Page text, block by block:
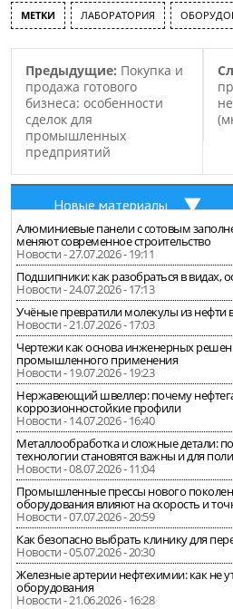
МЕТКИ ЛАБОРАТОРИЯ
Предыдущие: Покупка и
продажа готового
бизнеса: особенности
сделок для
промышленных
предприятий
Новые материалы
Алюминиевые панели с сотовым
меняют современное строительство
Новости - 27.07.2026 - 19:11
Подшипники: как разобраться в видах,
Новости - 24.07.2026 - 17:13
Учёные превратили молекулы из нефти
Новости - 21.07.2026 - 17:03
Чертежи как основа инженерных
промышленного применения
Новости - 19.07.2026 - 19:23
Нержавеющий швеллер: почему
коррозионностойкие профили
Новости - 14.07.2026 - 16:40
Металлообработка и сложные детали:
технологии становятся важны и для
Новости - 08.07.2026 - 11:04
Промышленные прессы нового
оборудования влияют на скорость и
Новости - 07.07.2026 - 20:59
Как безопасно выбрать клинику для
Новости - 05.07.2026 - 20:30
Железные артерии нефтехимии: как не
оборудования
Новости - 21.06.2026 - 16:28